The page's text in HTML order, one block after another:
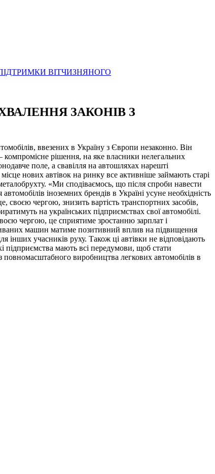
ВІТЧИЗНЯНОГО
ЗАКОНІВ З
ввезених в Україну з Європи незаконно. Він
рішення, на яке власники нелегальних
поле, а свавілля на автошляхах нарешті
нових автівок на ринку все активніше займають старі
«Ми сподіваємось, що після спроби навести
іноземних брендів в Україні усуне необхідність
своєю чергою, знизить вартість транспортних засобів,
на українських підприємствах свої автомобілі.
чергою, це сприятиме зростанню зарплат і
машин матиме позитивний вплив на підвищення
інших учасників руху. Також ці автівки не відповідають
підприємства мають всі передумови, щоб стати
виробництва легкових автомобілів в